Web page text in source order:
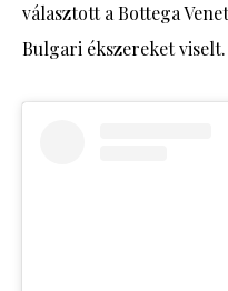
választott a Bottega
Bulgari ékszereket viselt.